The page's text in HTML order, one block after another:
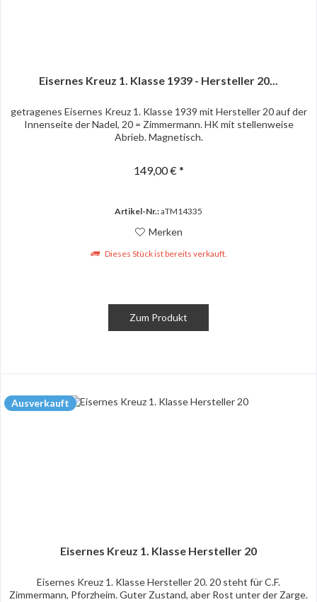
Eisernes Kreuz 1. Klasse 1939 - Hersteller 20...
getragenes Eisernes Kreuz 1. Klasse 1939 mit Hersteller 20 auf der
Innenseite der Nadel, 20 = Zimmermann. HK mit stellenweise
Abrieb. Magnetisch.
149,00 € *
Artikel-Nr.:aTM14335
Merken
Dieses Stück ist bereits verkauft.
Zum Produkt
Ausverkauft
Eisernes Kreuz 1. Klasse Hersteller 20
Eisernes Kreuz 1. Klasse Hersteller 20. 20 steht für C.F.
Zimmermann, Pforzheim. Guter Zustand, aber Rost unter der Zarge.